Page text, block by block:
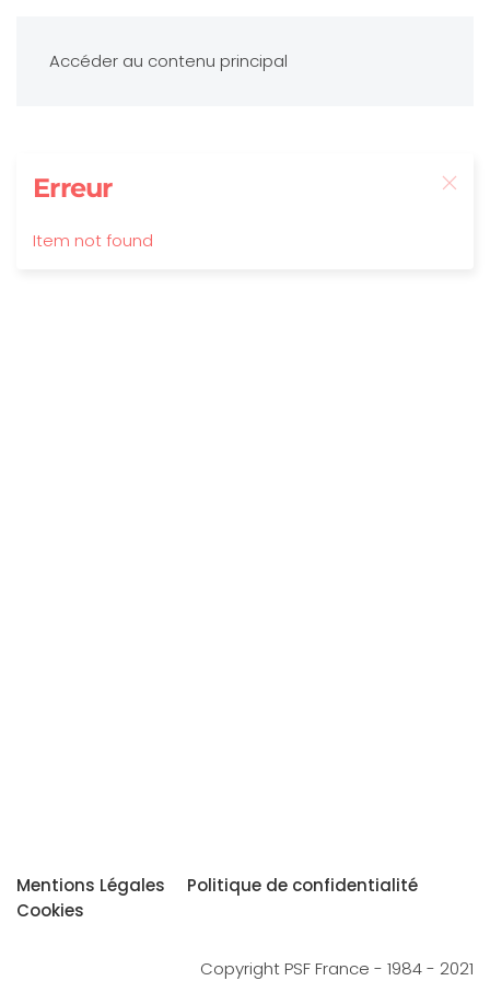
Accéder au contenu principal
Erreur
Item not found
Mentions Légales
Politique de confidentialité
Cookies
Copyright PSF France - 1984 - 2021